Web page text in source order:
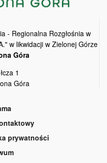
- Regionalna Rozgłośnia w
w likwidacji w Zielonej Górze
Góra
1
Góra
prywatności